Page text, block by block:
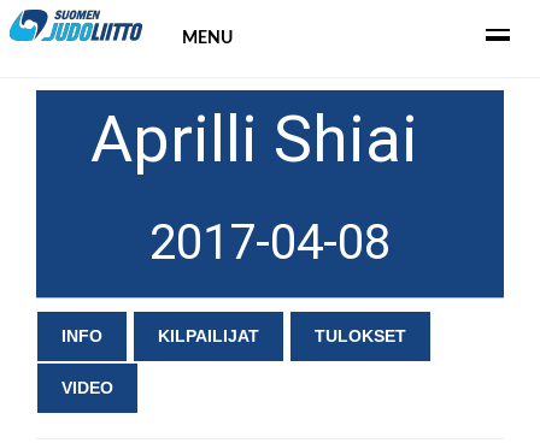
MENU
Aprilli Shiai
2017-04-08
INFO KILPAILIJAT TULOKSET
VIDEO